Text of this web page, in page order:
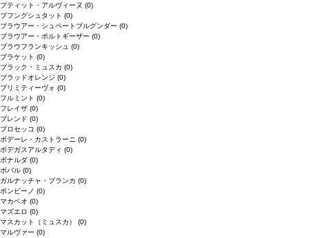
プティット・アルヴィーヌ (0)
プフングシュタット (0)
ブラウアー・シュペートブルグンダー (0)
ブラウアー・ポルトギーザー (0)
ブラウフランキッシュ (0)
ブラケット (0)
ブラック・ミュスカ (0)
ブラッドオレンジ (0)
プリミティーヴォ (0)
フルミント (0)
フレイザ (0)
ブレンド (0)
プロセッコ (0)
ポデーレ・カストラーニ (0)
ボデガスアルタディ (0)
ボナルダ (0)
ボバル (0)
ガルナッチャ・ブランカ (0)
ボンビーノ (0)
マカベオ (0)
マズエロ (0)
マスカット（ミュスカ） (0)
マルヴァー (0)